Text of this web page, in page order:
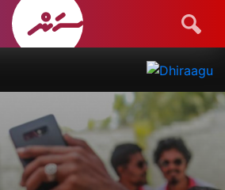
SSTV LIVE